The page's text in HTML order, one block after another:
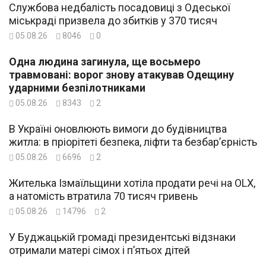
Службова недбалість посадовиці з Одеської
міськраді призвела до збитків у 370 тисяч
05.08.26 8046 0
Одна людина загинула, ще восьмеро
травмовані: ворог знову атакував Одещину
ударними безпілотниками
05.08.26 8343 2
В Україні оновлюють вимоги до будівництва
житла: в пріорітеті безпека, ліфти та безбар’єрність
05.08.26 6696 2
Жителька Ізмаїльщини хотіла продати речі на OLX,
а натомість втратила 70 тисяч гривень
05.08.26 14796 2
У Буджацькій громаді президентські відзнаки
отримали матері сімох і п’ятьох дітей